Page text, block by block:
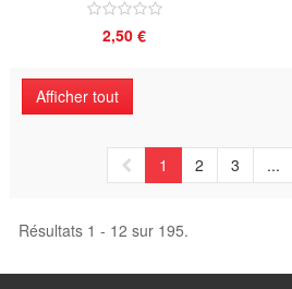
2,50 €
Afficher tout
1 2 3 ...
Résultats 1 - 12 sur 195.